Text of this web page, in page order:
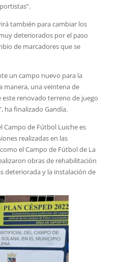
también para cambiar los
deteriorados por el paso
de marcadores que se
un campo nuevo para la
manera, una veintena de
renovado terreno de juego
ha finalizado Gandía.
Campo de Fútbol Luiche es
realizadas en las
el Campo de Fútbol de La
obras de rehabilitación
deteriorada y la instalación de